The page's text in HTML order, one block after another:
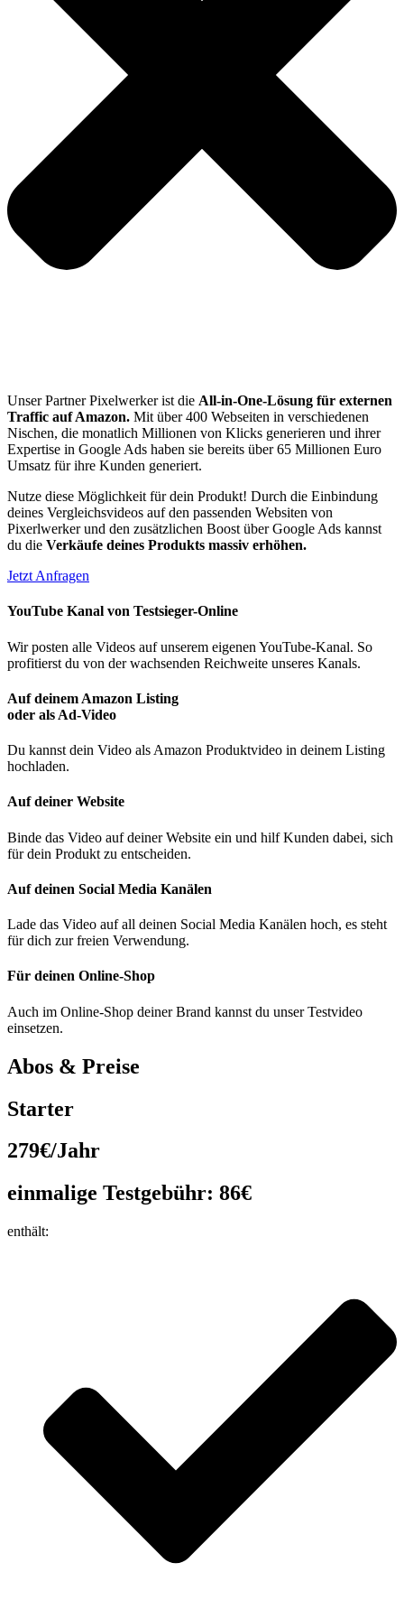
Unser Partner Pixelwerker ist die All-in-One-Lösung für externen
Traffic auf Amazon. Mit über 400 Webseiten in verschiedenen
Nischen, die monatlich Millionen von Klicks generieren und ihrer
Expertise in Google Ads haben sie bereits über 65 Millionen Euro
Umsatz für ihre Kunden generiert.
Nutze diese Möglichkeit für dein Produkt! Durch die Einbindung
deines Vergleichsvideos auf den passenden Websiten von
Pixerlwerker und den zusätzlichen Boost über Google Ads kannst
du die Verkäufe deines Produkts massiv erhöhen.
Jetzt Anfragen
YouTube Kanal von Testsieger-Online
Wir posten alle Videos auf unserem eigenen YouTube-Kanal. So
profitierst du von der wachsenden Reichweite unseres Kanals.
Auf deinem Amazon Listing
oder als Ad-Video
Du kannst dein Video als Amazon Produktvideo in deinem Listing
hochladen.
Auf deiner Website
Binde das Video auf deiner Website ein und hilf Kunden dabei, sich
für dein Produkt zu entscheiden.
Auf deinen Social Media Kanälen
Lade das Video auf all deinen Social Media Kanälen hoch, es steht
für dich zur freien Verwendung.
Für deinen Online-Shop
Auch im Online-Shop deiner Brand kannst du unser Testvideo
einsetzen.
Abos & Preise
Starter
279€/Jahr
einmalige Testgebühr: 86€
enthält: